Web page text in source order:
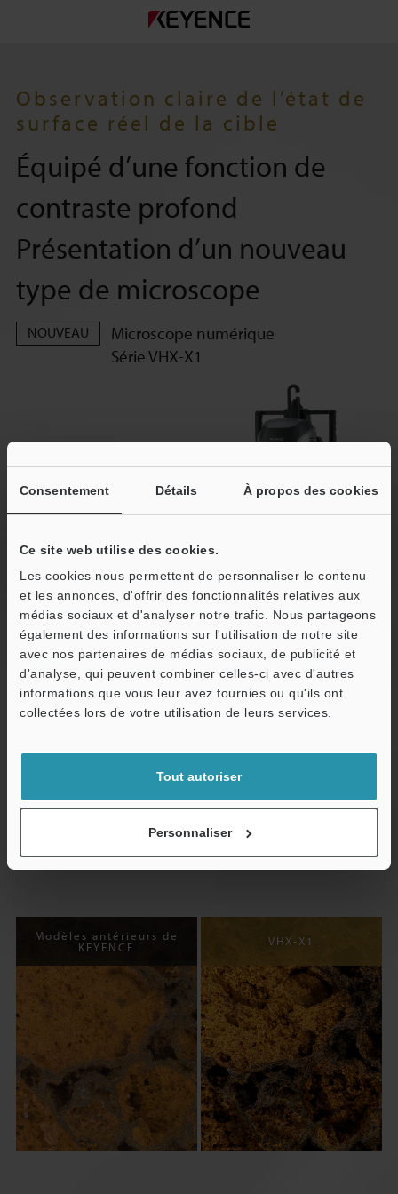
Consentement Détails À propos des cookies
Ce site web utilise des cookies.
Les cookies nous permettent de personnaliser le contenu
et les annonces, d'offrir des fonctionnalités relatives aux
médias sociaux et d'analyser notre trafic. Nous partageons
également des informations sur l'utilisation de notre site
avec nos partenaires de médias sociaux, de publicité et
d'analyse, qui peuvent combiner celles-ci avec d'autres
informations que vous leur avez fournies ou qu'ils ont
collectées lors de votre utilisation de leurs services.
Tout autoriser
Personnaliser
Observation claire de l’état de
surface réel de la cible
Équipé d’une fonction de
contraste profond
Présentation d’un nouveau
type de microscope
NOUVEAU
Microscope numérique
Série VHX-X1
Prix
Modèles antérieurs de
KEYENCE
VHX-X1